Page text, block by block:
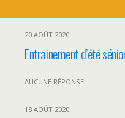
20 AOÛT 2020
Entrainement d’été
AUCUNE RÉPONSE
18 AOÛT 2020